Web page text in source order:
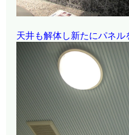
天井も解体し新たにパネル